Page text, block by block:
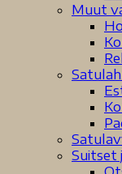
Muut
Suitset